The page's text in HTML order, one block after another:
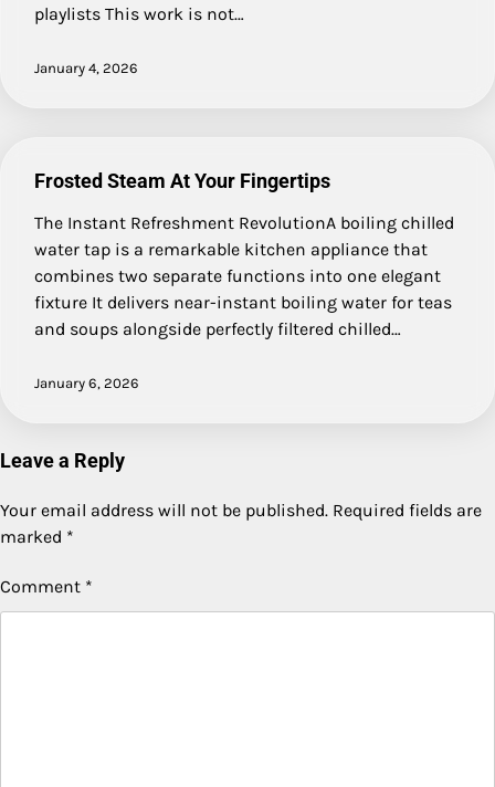
playlists This work is not…
January 4, 2026
Frosted Steam At Your Fingertips
The Instant Refreshment RevolutionA boiling chilled
water tap is a remarkable kitchen appliance that
combines two separate functions into one elegant
fixture It delivers near-instant boiling water for teas
and soups alongside perfectly filtered chilled…
January 6, 2026
Leave a Reply
Your email address will not be published. Required fields are
marked *
Comment *